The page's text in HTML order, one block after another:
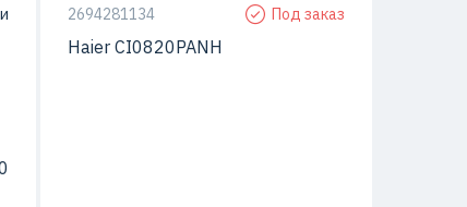
2694281134 Под заказ
Haier CI0820PANH